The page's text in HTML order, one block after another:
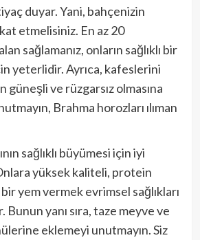
duyar. Yani, bahçenizin
etmelisiniz. En az 20
sağlamanız, onların sağlıklı bir
yeterlidir. Ayrıca, kafeslerini
güneşli ve rüzgarsız olmasına
Brahma horozları ılıman
sağlıklı büyümesi için iyi
yüksek kaliteli, protein
bir yem vermek evrimsel sağlıkları
yanı sıra, taze meyve ve
eklemeyi unutmayın. Siz